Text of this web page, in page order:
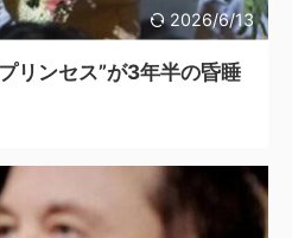
2026/6/13
リンセス”が3年半の昏睡